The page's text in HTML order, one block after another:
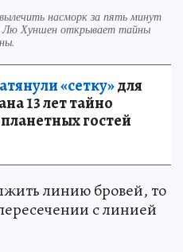
насморк за пять минут
Лю Хуншен открывает тайны
«сетку»для
13 лет тайно
гостей
линию бровей, то
с линией